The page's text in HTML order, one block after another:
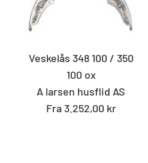
Veskelås 348 100 / 350
100 ox
A larsen husflid AS
Fra 3.252,00 kr